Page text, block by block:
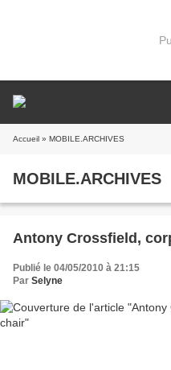
Accueil » MOBILE.ARCHIVES
MOBILE.ARCHIVES
Antony Crossfield,
Publié le 04/05/2010 à 21:15
Par Selyne